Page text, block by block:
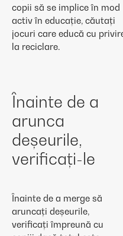
copii să se implice în mod
activ în educație, căutați
jocuri care educă cu
la reciclare.
Înainte de a
arunca
deșeurile,
verificați-le
Înainte de a merge să
aruncați deșeurile,
verificați împreună cu